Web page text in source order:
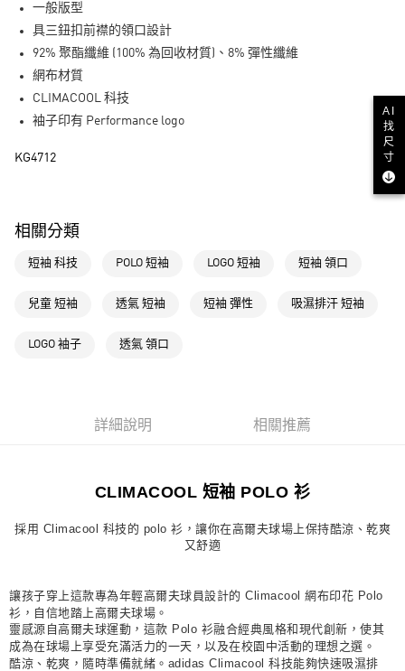
LINE Pay
每筆NT$80，滿NT$1,500(含以上)免運費
每筆NT$80，滿NT$1,500(含以上)免運費
萊爾富取貨付款
付款後萊爾富取貨
每筆NT$80，滿NT$1,500(含以上)免運費
付款後7-11取貨
一般版型
具三鈕扣前襟的領口設計
92% 聚酯纖維 (100% 為回收材質)、8% 彈性纖維
網布材質
CLIMACOOL 科技
袖子印有 Performance logo
KG4712
相關分類
短袖 科技 POLO 短袖 LOGO 短袖 短袖 領口
兒童 短袖 透氣 短袖 短袖 彈性 吸濕排汗 短袖
LOGO 袖子 透氣 領口
詳細說明 相關推薦
CLIMACOOL 短袖 POLO 衫
採用 Climacool 科技的 polo 衫，讓你在高爾夫球場上保持酷涼、乾爽
又舒適
讓孩子穿上這款專為年輕高爾夫球員設計的 Climacool 網布印花 Polo
衫，自信地踏上高爾夫球場。
靈感源自高爾夫球運動，這款 Polo 衫融合經典風格和現代創新，使其
成為在球場上享受充滿活力的一天，以及在校園中活動的理想之選。
酷涼、乾爽，隨時準備就緒。adidas Climacool 科技能夠快速吸濕排
AI
找
尺
寸